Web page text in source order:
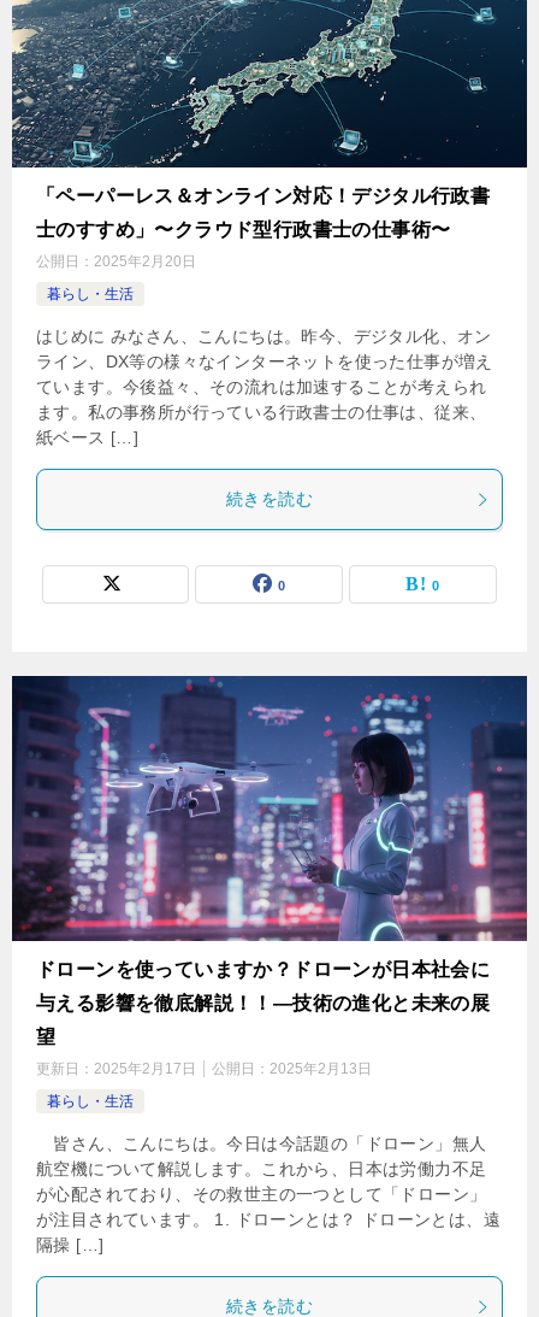
「ペーパーレス＆オンライン対応！デジタル行政書
士のすすめ」〜クラウド型行政書士の仕事術〜
公開日： 2025年2月20日
暮らし・生活
はじめに みなさん、こんにちは。昨今、デジタル化、オン
ライン、DX等の様々なインターネットを使った仕事が増え
ています。今後益々、その流れは加速することが考えられ
ます。私の事務所が行っている行政書士の仕事は、従来、
紙ベース […]
続きを読む
0 0
ドローンを使っていますか？ドローンが日本社会に
与える影響を徹底解説！！—技術の進化と未来の展
望
更新日： 2025年2月17日 公開日： 2025年2月13日
暮らし・生活
皆さん、こんにちは。今日は今話題の「ドローン」無人
航空機について解説します。これから、日本は労働力不足
が心配されており、その救世主の一つとして「ドローン」
が注目されています。 1. ドローンとは？ ドローンとは、遠
隔操 […]
続きを読む